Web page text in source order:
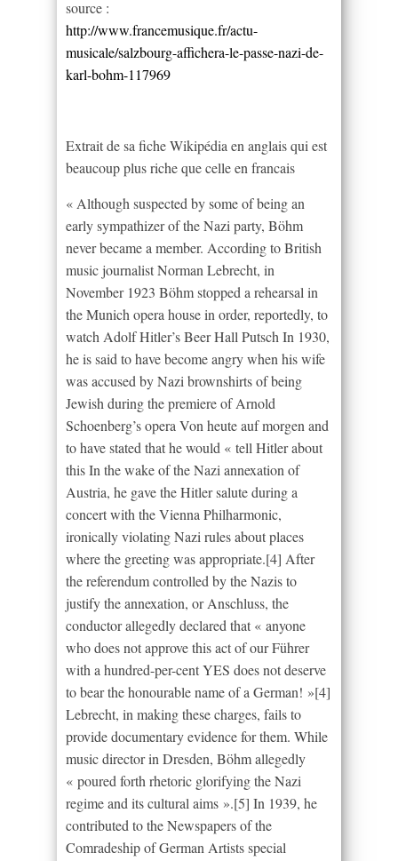
source :
http://www.francemusique.fr/actu-
musicale/salzbourg-affichera-le-passe-nazi-de-
karl-bohm-117969
Extrait de sa fiche Wikipédia en anglais qui est
beaucoup plus riche que celle en francais
« Although suspected by some of being an
early sympathizer of the Nazi party, Böhm
never became a member. According to British
music journalist Norman Lebrecht, in
November 1923 Böhm stopped a rehearsal in
the Munich opera house in order, reportedly, to
watch Adolf Hitler’s Beer Hall Putsch In 1930,
he is said to have become angry when his wife
was accused by Nazi brownshirts of being
Jewish during the premiere of Arnold
Schoenberg’s opera Von heute auf morgen and
to have stated that he would « tell Hitler about
this In the wake of the Nazi annexation of
Austria, he gave the Hitler salute during a
concert with the Vienna Philharmonic,
ironically violating Nazi rules about places
where the greeting was appropriate.[4] After
the referendum controlled by the Nazis to
justify the annexation, or Anschluss, the
conductor allegedly declared that « anyone
who does not approve this act of our Führer
with a hundred-per-cent YES does not deserve
to bear the honourable name of a German! »[4]
Lebrecht, in making these charges, fails to
provide documentary evidence for them. While
music director in Dresden, Böhm allegedly
« poured forth rhetoric glorifying the Nazi
regime and its cultural aims ».[5] In 1939, he
contributed to the Newspapers of the
Comradeship of German Artists special